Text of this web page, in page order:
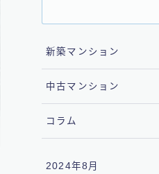
新築マンション
中古マンション
コラム
2024年8月